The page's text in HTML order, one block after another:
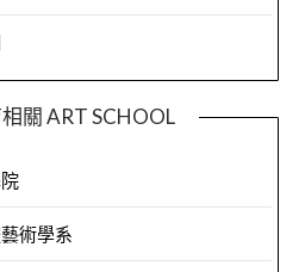
關 ART SCHOOL
術學系